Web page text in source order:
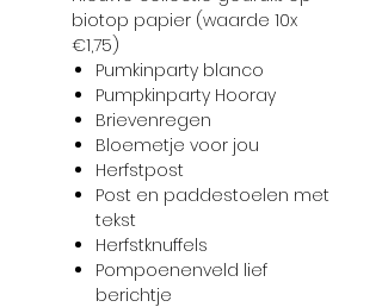
biotop papier (waarde 10x
€1,75)
Pumkinparty blanco
Pumpkinparty Hooray
Brievenregen
Bloemetje voor jou
Herfstpost
Post en paddestoelen met
tekst
Herfstknuffels
Pompoenenveld lief
berichtje